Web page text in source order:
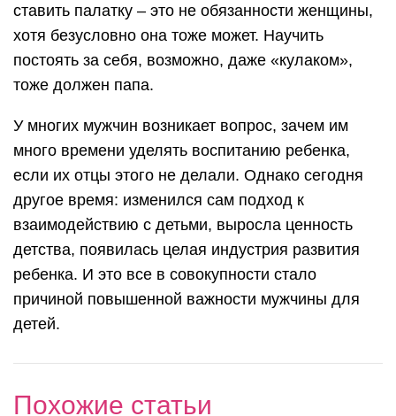
ставить палатку – это не обязанности женщины,
хотя безусловно она тоже может. Научить
постоять за себя, возможно, даже «кулаком»,
тоже должен папа.
У многих мужчин возникает вопрос, зачем им
много времени уделять воспитанию ребенка,
если их отцы этого не делали. Однако сегодня
другое время: изменился сам подход к
взаимодействию с детьми, выросла ценность
детства, появилась целая индустрия развития
ребенка. И это все в совокупности стало
причиной повышенной важности мужчины для
детей.
Похожие статьи